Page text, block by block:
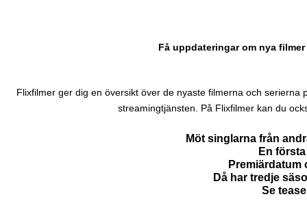
Få uppdateringar om nya
Flixfilmer ger dig en översikt över de nyaste filmerna och
streamingtjänsten. På Flixfilmer kan du
Möt singlarna från
En
Premiärdatum
Då har tredje
Se